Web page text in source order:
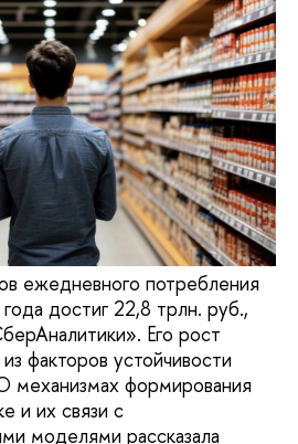
ежедневного потребления
достиг 22,8 трлн. руб.,
Его рост
факторов устойчивости
механизмах формирования
и их связи с
моделями рассказала